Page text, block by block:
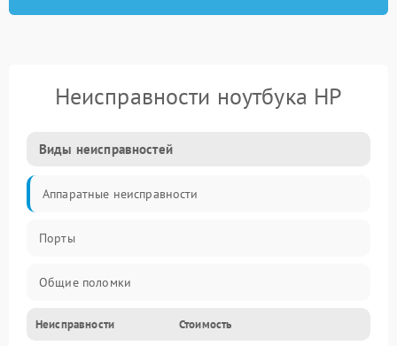
Неисправности ноутбука HP
Виды неисправностей
Аппаратные неисправности
Порты
Общие поломки
Устройства
Неисправности Стоимость